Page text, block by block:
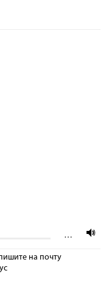
…
на почту